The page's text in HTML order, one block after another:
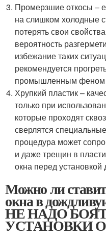
Промерзшие откосы –
на слишком холодные
потерять свои
вероятность
избежание таких
рекомендуется
промышленным феном
Хрупкий пластик –
только при
которые проходят
сверлятся
процедура может
и даже трещин в
окна перед
Можно ли
окна в
НЕ НАДО
УСТАНОВКИ